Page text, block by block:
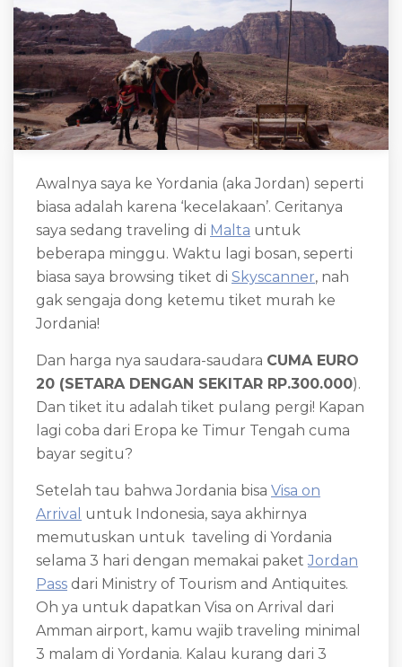
Awalnya saya ke Yordania (aka Jordan) seperti
biasa adalah karena ‘kecelakaan’. Ceritanya
saya sedang traveling di Malta untuk
beberapa minggu. Waktu lagi bosan, seperti
biasa saya browsing tiket di Skyscanner, nah
gak sengaja dong ketemu tiket murah ke
Jordania!
Dan harga nya saudara-saudara CUMA EURO
20 (SETARA DENGAN SEKITAR RP.300.000).
Dan tiket itu adalah tiket pulang pergi! Kapan
lagi coba dari Eropa ke Timur Tengah cuma
bayar segitu?
Setelah tau bahwa Jordania bisa Visa on
Arrival untuk Indonesia, saya akhirnya
memutuskan untuk taveling di Yordania
selama 3 hari dengan memakai paket Jordan
Pass dari Ministry of Tourism and Antiquites.
Oh ya untuk dapatkan Visa on Arrival dari
Amman airport, kamu wajib traveling minimal
3 malam di Yordania. Kalau kurang dari 3